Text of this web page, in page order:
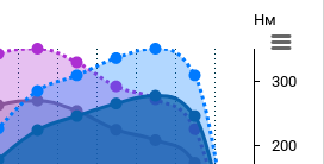
Нм
200
300